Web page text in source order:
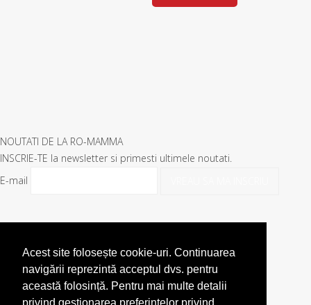
Acest site folosește cookie-uri. Continuarea
navigării reprezintă acceptul dvs. pentru
această folosință. Pentru mai multe detalii
privind gestionarea preferințelor privind
NOUTATI DE LA RO-MAMMA
INSCRIE-TE la newsletter si primesti ultimele noutati.
E-mail